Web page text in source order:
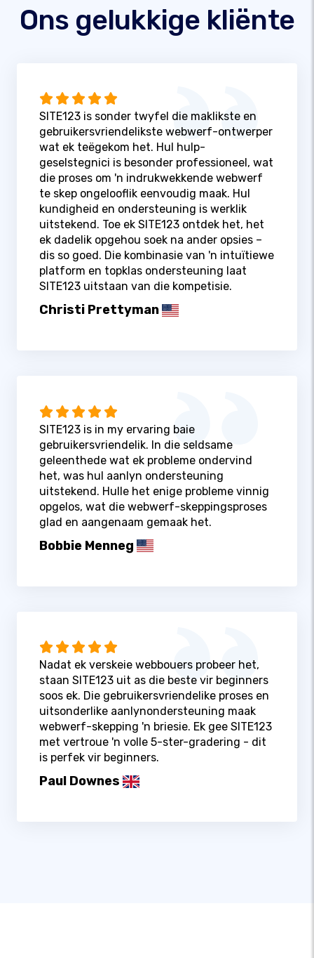
Ons gelukkige kliënte
SITE123 is sonder twyfel die maklikste en
gebruikersvriendelikste webwerf-ontwerper
wat ek teëgekom het. Hul hulp-
geselstegnici is besonder professioneel, wat
die proses om 'n indrukwekkende webwerf
te skep ongelooflik eenvoudig maak. Hul
kundigheid en ondersteuning is werklik
uitstekend. Toe ek SITE123 ontdek het, het
ek dadelik opgehou soek na ander opsies –
dis so goed. Die kombinasie van 'n intuïtiewe
platform en topklas ondersteuning laat
SITE123 uitstaan ​​van die kompetisie.
Christi Prettyman
SITE123 is in my ervaring baie
gebruikersvriendelik. In die seldsame
geleenthede wat ek probleme ondervind
het, was hul aanlyn ondersteuning
uitstekend. Hulle het enige probleme vinnig
opgelos, wat die webwerf-skeppingsproses
glad en aangenaam gemaak het.
Bobbie Menneg
Nadat ek verskeie webbouers probeer het,
staan ​​SITE123 uit as die beste vir beginners
soos ek. Die gebruikersvriendelike proses en
uitsonderlike aanlynondersteuning maak
webwerf-skepping 'n briesie. Ek gee SITE123
met vertroue 'n volle 5-ster-gradering - dit
is perfek vir beginners.
Paul Downes